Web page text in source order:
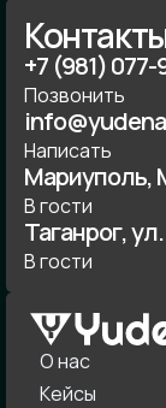
+7 (981)
Позвонить
Написать
Мариуполь,
В гости
Таганрог,
В гости
О нас
Кейсы